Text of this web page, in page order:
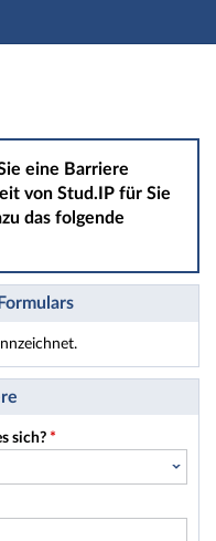
eine Barriere
von Stud.IP für Sie
das folgende
sich? *